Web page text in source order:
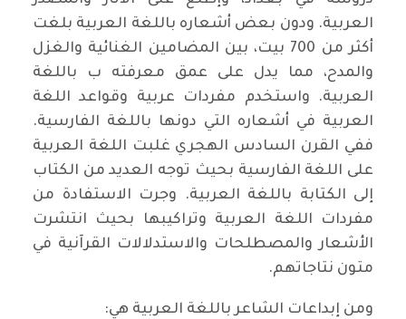
العربية. ودون بعض أشعاره باللغة العربية بلغت
أكثر من 700 بيت، بين المضامين الغنائية والغزل
والمدح، مما يدل على عمق معرفته ب باللغة
العربية. واستخدم مفردات عربية وقواعد اللغة
العربية في أشعاره التي دونها باللغة الفارسية.
ففي القرن السادس الهجري غلبت اللغة العربية
على اللغة الفارسية بحيث توجه العديد من الكتاب
إلى الكتابة باللغة العربية. وجرت الاستفادة من
مفردات اللغة العربية وتراكيبها بحيث انتشرت
الأشعار والمصطلحات والاستدلالات القرآنية في
متون نتاجاتهم.
ومن إبداعات الشاعر باللغة العربية هي: